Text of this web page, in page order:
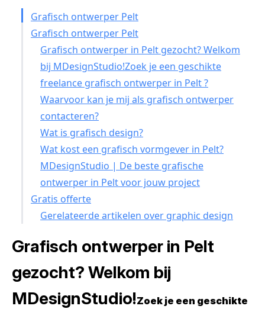
Grafisch ontwerper Pelt
Grafisch ontwerper Pelt
Grafisch ontwerper in Pelt gezocht? Welkom
bij MDesignStudio!Zoek je een geschikte
freelance grafisch ontwerper in Pelt ?
Waarvoor kan je mij als grafisch ontwerper
contacteren?
Wat is grafisch design?
Wat kost een grafisch vormgever in Pelt?
MDesignStudio | De beste grafische
ontwerper in Pelt voor jouw project
Gratis offerte
Gerelateerde artikelen over graphic design
Grafisch ontwerper in Pelt
gezocht? Welkom bij
MDesignStudio!Zoek je een geschikte